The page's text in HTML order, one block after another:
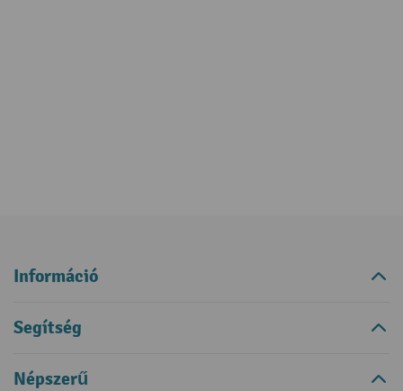
Információ
Segítség
Népszerű